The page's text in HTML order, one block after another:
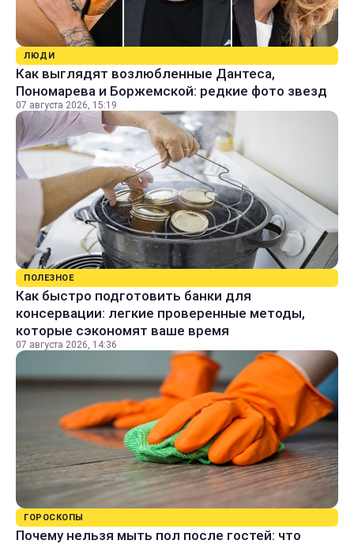
ЛЮДИ
Как выглядят возлюбленные Дантеса,
Пономарева и Боржемской: редкие фото звезд
07 августа 2026, 15:19
ПОЛЕЗНОЕ
Как быстро подготовить банки для
консервации: легкие проверенные методы,
которые сэкономят ваше время
07 августа 2026, 14:36
ГОРОСКОПЫ
Почему нельзя мыть пол после гостей: что